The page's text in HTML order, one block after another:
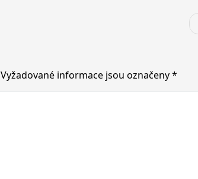
Vyžadované informace jsou označeny*